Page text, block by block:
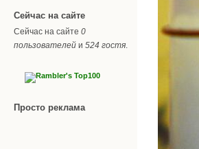
Сейчас на сайте
Сейчас на сайте 0
пользователей и 524 гостя
Просто реклама